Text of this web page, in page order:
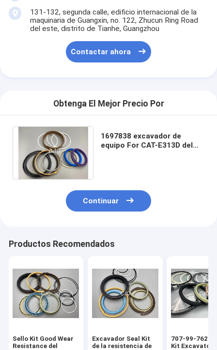
131-132, segunda calle, edificio internacional de la
maquinaria de Guangxin, no. 122, Zhucun Ring Road
del este, distrito de Tianhe, Guangzhou
Contactar ahora
Obtenga El Mejor Precio Por
1697838 excavador de
equipo For CAT-E313D del
Continuar
Productos Recomendados
Sello Kit Good Wear
Resistance del
Excavador Seal Kit
de la resistencia de
707-99-76260
Kit Excavator